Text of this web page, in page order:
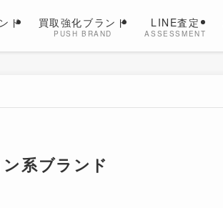
ド 買取強化ブランド
PUSH BRAND
LINE査定
ASSESSMENT
系ブランド